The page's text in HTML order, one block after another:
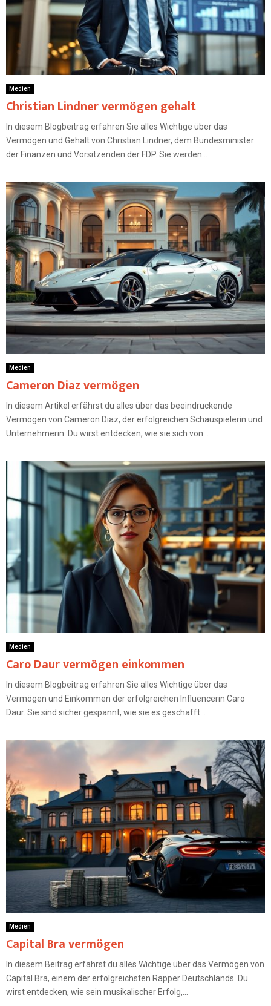
Medien
Christian Lindner vermögen gehalt
In diesem Blogbeitrag erfahren Sie alles Wichtige über das
Vermögen und Gehalt von Christian Lindner, dem Bundesminister
der Finanzen und Vorsitzenden der FDP. Sie werden...
Medien
Cameron Diaz vermögen
In diesem Artikel erfährst du alles über das beeindruckende
Vermögen von Cameron Diaz, der erfolgreichen Schauspielerin und
Unternehmerin. Du wirst entdecken, wie sie sich von...
Medien
Caro Daur vermögen einkommen
In diesem Blogbeitrag erfahren Sie alles Wichtige über das
Vermögen und Einkommen der erfolgreichen Influencerin Caro
Daur. Sie sind sicher gespannt, wie sie es geschafft...
Medien
Capital Bra vermögen
In diesem Beitrag erfährst du alles Wichtige über das Vermögen von
Capital Bra, einem der erfolgreichsten Rapper Deutschlands. Du
wirst entdecken, wie sein musikalischer Erfolg,...